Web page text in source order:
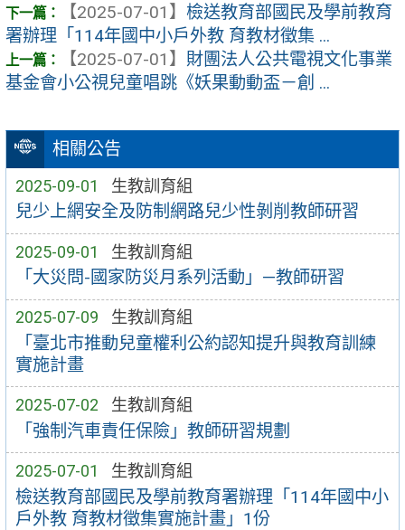
相關公告
2025-09-01 生教訓育組
兒少上網安全及防制網路兒少性剝削教師研習
2025-09-01 生教訓育組
「大災問-國家防災月系列活動」—教師研習
2025-07-09 生教訓育組
「臺北市推動兒童權利公約認知提升與教育訓練
實施計畫
2025-07-02 生教訓育組
「強制汽車責任保險」教師研習規劃
2025-07-01 生教訓育組
檢送教育部國民及學前教育署辦理「114年國中小
戶外教 育教材徵集實施計畫」1份
【2025-07-01】 檢送教育部國民及學前教育
署辦理「114年國中小戶外教 育教材徵集 ...
【2025-07-01】 財團法人公共電視文化事業
基金會小公視兒童唱跳《妖果動動盃－創 ...